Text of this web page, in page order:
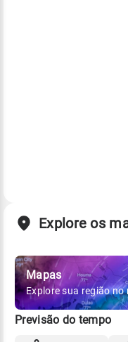
Explore os
Mapas
Explore sua região no
Previsão do tempo